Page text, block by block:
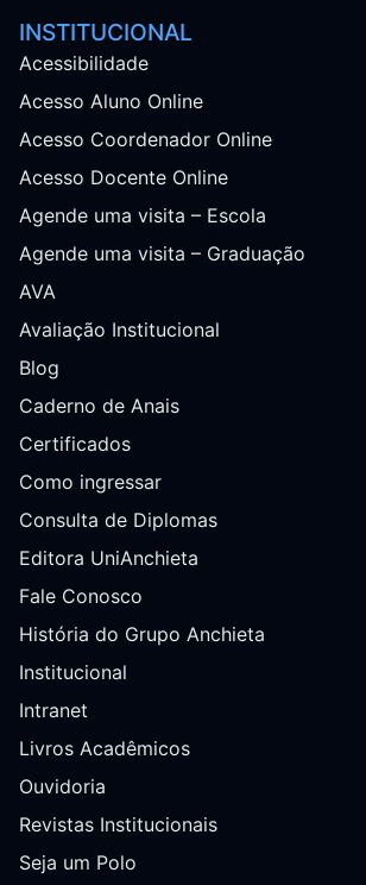
INSTITUCIONAL
Acessibilidade
Acesso Aluno Online
Acesso Coordenador Online
Acesso Docente Online
Agende uma visita – Escola
Agende uma visita – Graduação
AVA
Avaliação Institucional
Blog
Caderno de Anais
Certificados
Como ingressar
Consulta de Diplomas
Editora UniAnchieta
Fale Conosco
História do Grupo Anchieta
Institucional
Intranet
Livros Acadêmicos
Ouvidoria
Revistas Institucionais
Seja um Polo